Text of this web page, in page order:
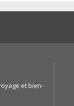
et bien-